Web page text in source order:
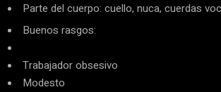
Parte del cuerpo: cuello, nuca, cuerdas
Buenos rasgos:
Trabajador obsesivo
Modesto